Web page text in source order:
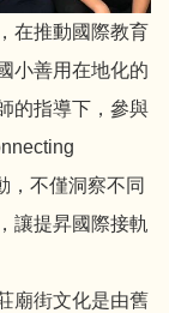
在推動國際教育
小善用在地化的
的指導下，參與
，不僅洞察不同
讓提昇國際接軌
街文化是由舊